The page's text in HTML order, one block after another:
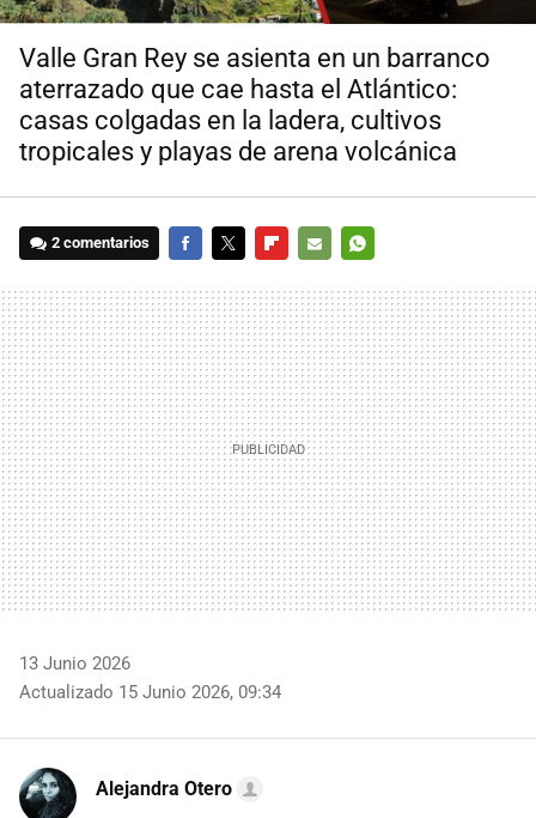
Valle Gran Rey se asienta en un barranco
aterrazado que cae hasta el Atlántico:
casas colgadas en la ladera, cultivos
tropicales y playas de arena volcánica
2 comentarios
MAIL
13 Junio 2026
Actualizado 15 Junio 2026, 09:34
Alejandra Otero